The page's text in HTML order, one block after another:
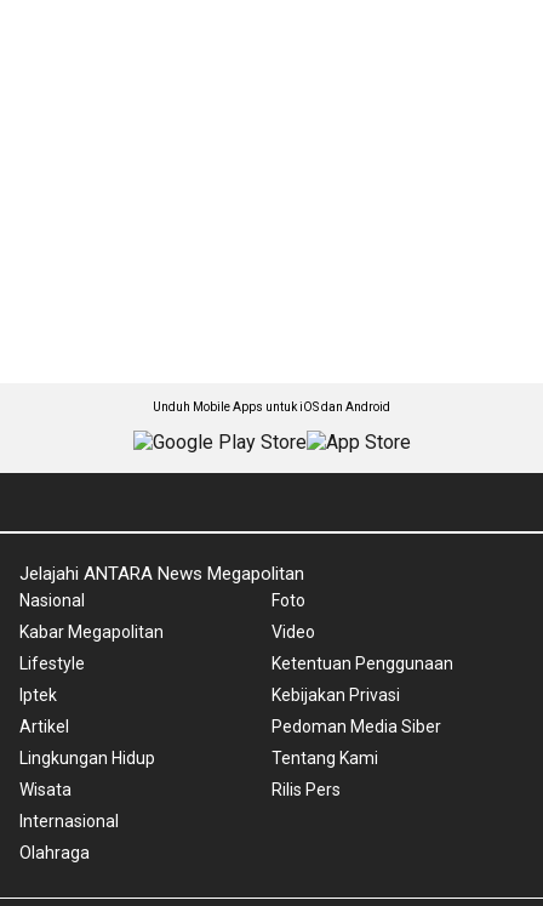
Unduh Mobile Apps untuk iOS dan Android
Jelajahi ANTARA News Megapolitan
Nasional
Kabar Megapolitan
Lifestyle
Iptek
Artikel
Lingkungan Hidup
Wisata
Internasional
Olahraga
Foto
Video
Ketentuan Penggunaan
Kebijakan Privasi
Pedoman Media Siber
Tentang Kami
Rilis Pers